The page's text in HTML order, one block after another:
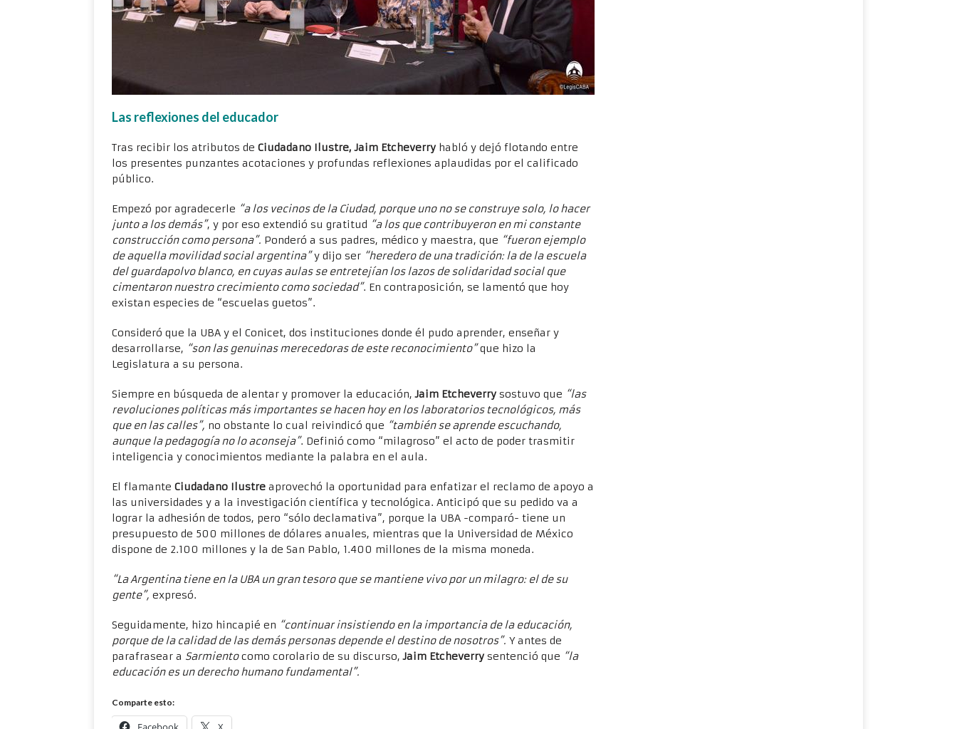
Las reflexiones del educador
Tras recibir los atributos de Ciudadano Ilustre, Jaim Etcheverry habló y dejó flotando entre
los presentes punzantes acotaciones y profundas reflexiones aplaudidas por el calificado
público.
Empezó por agradecerle “a los vecinos de la Ciudad, porque uno no se construye solo, lo hacer
junto a los demás”, y por eso extendió su gratitud “a los que contribuyeron en mi constante
construcción como persona”. Ponderó a sus padres, médico y maestra, que “fueron ejemplo
de aquella movilidad social argentina”y dijo ser “heredero de una tradición: la de la escuela
del guardapolvo blanco, en cuyas aulas se entretejían los lazos de solidaridad social que
cimentaron nuestro crecimiento como sociedad”. En contraposición, se lamentó que hoy
existan especies de “escuelas guetos”.
Consideró que la UBA y el Conicet, dos instituciones donde él pudo aprender, enseñar y
desarrollarse, “son las genuinas merecedoras de este reconocimiento”que hizo la
Legislatura a su persona.
Siempre en búsqueda de alentar y promover la educación,Jaim Etcheverry sostuvo que “las
revoluciones políticas más importantes se hacen hoy en los laboratorios tecnológicos, más
que en las calles”, no obstante lo cual reivindicó que “también se aprende escuchando,
aunque la pedagogía no lo aconseja”. Definió como “milagroso” el acto de poder trasmitir
inteligencia y conocimientos mediante la palabra en el aula.
El flamante Ciudadano Ilustre aprovechó la oportunidad para enfatizar el reclamo de apoyo a
las universidades y a la investigación científica y tecnológica. Anticipó que su pedido va a
lograr la adhesión de todos, pero “sólo declamativa”, porque la UBA -comparó- tiene un
presupuesto de 500 millones de dólares anuales, mientras que la Universidad de México
dispone de 2.100 millones y la de San Pablo, 1.400 millones de la misma moneda.
“La Argentina tiene en la UBA un gran tesoro que se mantiene vivo por un milagro: el de su
gente”, expresó.
Seguidamente, hizo hincapié en “continuar insistiendo en la importancia de la educación,
porque de la calidad de las demás personas depende el destino de nosotros”. Y antes de
parafrasear a Sarmientocomo corolario de su discurso,Jaim Etcheverry sentenció que “la
educación es un derecho humano fundamental”.
Comparte esto: